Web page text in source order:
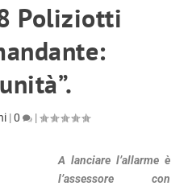
Poliziotti
|0 |
A lanciare l’allarme è
l’assessore con